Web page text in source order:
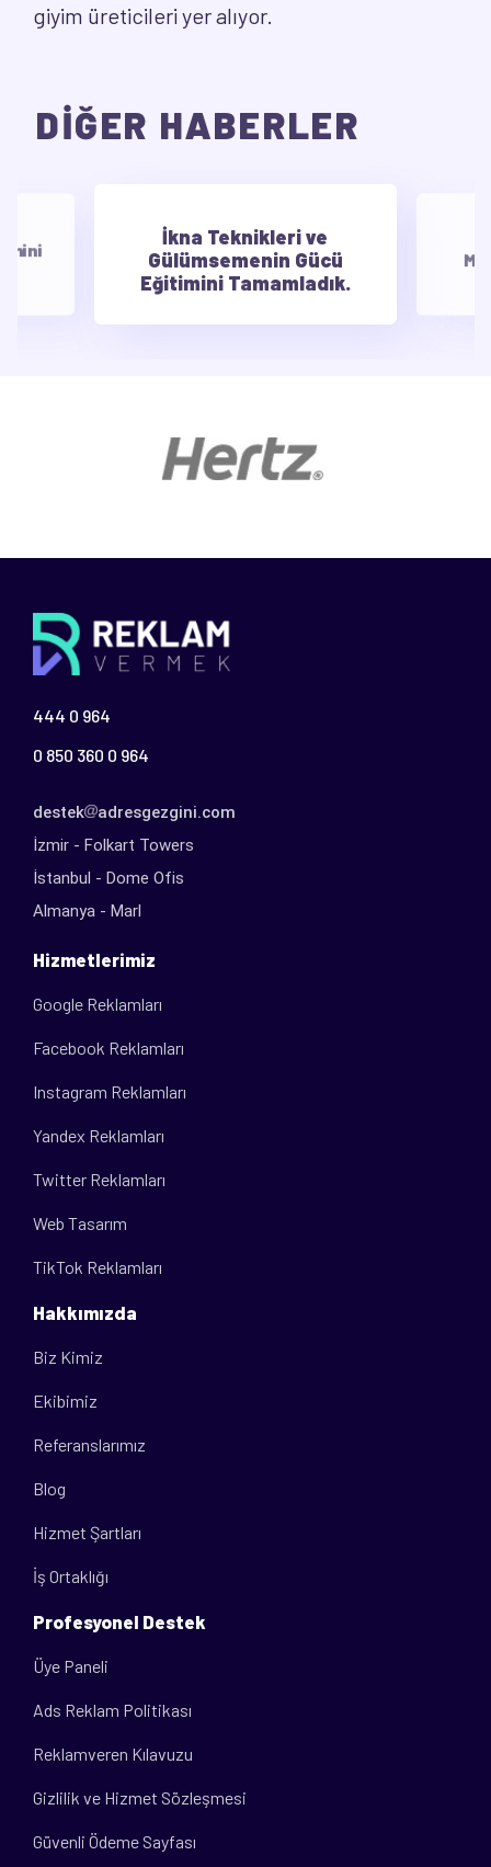
giyim üreticileri yer alıyor.
DİĞER HABERLER
İkna Teknikleri ve
Gülümsemenin Gücü
Eğitimini Tamamladık.
444 0 964
0 850 360 0 964
destek
adresgezgini.com
İzmir - Folkart Towers
İstanbul - Dome Ofis
Almanya - Marl
Hizmetlerimiz
Google Reklamları
Facebook Reklamları
Instagram Reklamları
Yandex Reklamları
Twitter Reklamları
Web Tasarım
TikTok Reklamları
Hakkımızda
Biz Kimiz
Ekibimiz
Referanslarımız
Blog
Hizmet Şartları
İş Ortaklığı
Profesyonel Destek
Üye Paneli
Ads Reklam Politikası
Reklamveren Kılavuzu
Gizlilik ve Hizmet Sözleşmesi
Güvenli Ödeme Sayfası